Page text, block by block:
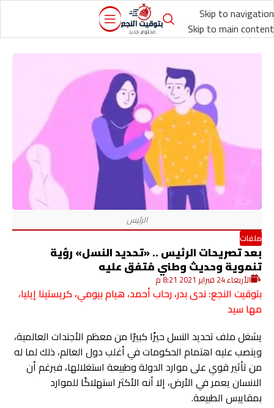
Skip to navigation
Skip to main content
ملفات
بعد تصريحات الرئيس .. «تحديد النسل» رؤية
تنموية وحديث وطني مُتفق عليه
الأربعاء 24 فبراير 2021 8:21 م
بتوقيت النجع: ندى بدر، رحاب أحمد، هيام بيومي، كريستينا إيليا،
مها سيد
يشغل ملف تحديد النسل حيزًا كبيرًا من معظم الأجندات العالمية،
وينصب عليه اهتمام الحكومات في أغلب دول العالم، ذلك لما له
من تأثير قوي على موارد الدولة وطبيعة استغلالها، فبرغم أن
الانسان يعمر في الأرض، إلا أنه الأكثر استهلاكًا للموارد
بمقاييس الطبيعة.